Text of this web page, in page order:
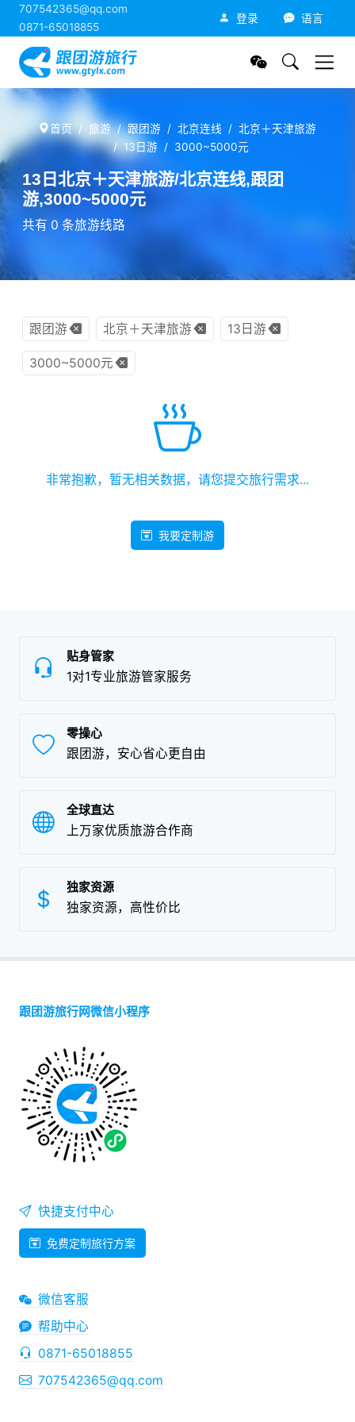
707542365@qq.com
0871-65018855
登录 语言
首页 旅游 跟团游 北京连线
北京＋天津旅游
13日游
3000~5000元
13日北京＋天津旅游/北京连线,跟团
游,3000~5000元
共有 0 条旅游线路
跟团游 北京＋天津旅游 13日游
3000~5000元
非常抱歉，暂无相关数据，请您提交旅行需求...
我要定制游
贴身管家
1对1专业旅游管家服务
零操心
跟团游，安心省心更自由
全球直达
上万家优质旅游合作商
独家资源
独家资源，高性价比
跟团游旅行网微信小程序
快捷支付中心
免费定制旅行方案
微信客服
帮助中心
0871-65018855
707542365@qq.com